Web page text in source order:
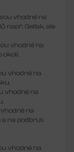
vhodné na
např. Gellak, ale
vhodné na
okolí.
vhodné na
vhodné na
na
na podbrus
vhodné na